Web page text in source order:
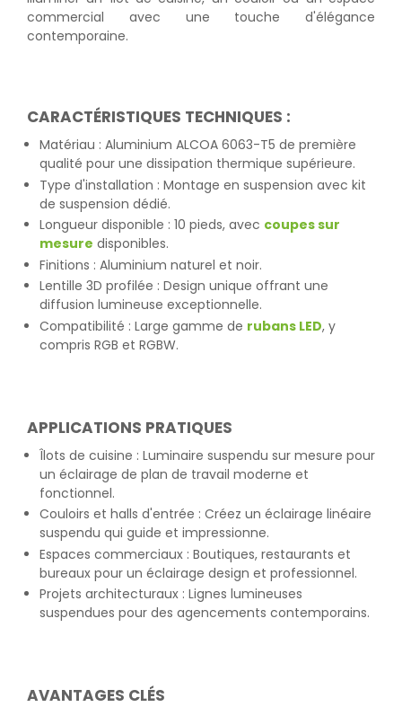
commercial avec une touche d'élégance
contemporaine.
CARACTÉRISTIQUES TECHNIQUES :
Matériau : Aluminium ALCOA 6063-T5 de première
qualité pour une dissipation thermique supérieure.
Type d'installation : Montage en suspension avec kit
de suspension dédié.
Longueur disponible : 10 pieds, avec coupes sur
mesure disponibles.
Finitions : Aluminium naturel et noir.
Lentille 3D profilée : Design unique offrant une
diffusion lumineuse exceptionnelle.
Compatibilité : Large gamme de rubans LED, y
compris RGB et RGBW.
APPLICATIONS PRATIQUES
Îlots de cuisine : Luminaire suspendu sur mesure pour
un éclairage de plan de travail moderne et
fonctionnel.
Couloirs et halls d'entrée : Créez un éclairage linéaire
suspendu qui guide et impressionne.
Espaces commerciaux : Boutiques, restaurants et
bureaux pour un éclairage design et professionnel.
Projets architecturaux : Lignes lumineuses
suspendues pour des agencements contemporains.
AVANTAGES CLÉS